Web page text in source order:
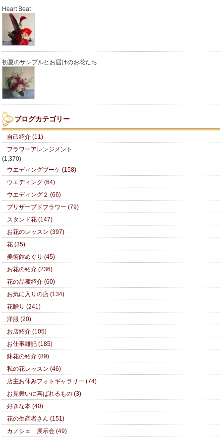
Heart Beat
初夏のサンプルとお届けのお花たち
ブログカテゴリー
自己紹介 (11)
フラワーアレンジメント
(1,370)
ウエディングブーケ (158)
ウエディング (64)
ウエディング２ (66)
プリザーブドフラワー (79)
スタンド花 (147)
お花のレッスン (397)
花 (35)
美術館めぐり (45)
お花の紹介 (236)
花の品種紹介 (60)
お気に入りの店 (134)
花贈り (241)
洋服 (20)
お店紹介 (105)
お仕事雑記 (185)
鉢花の紹介 (89)
私の花レッスン (46)
店主お休みフォトギャラリー (74)
お見舞いに喜ばれるもの (3)
好きな本 (40)
花の生産者さん (151)
カノシェ 展示会 (49)